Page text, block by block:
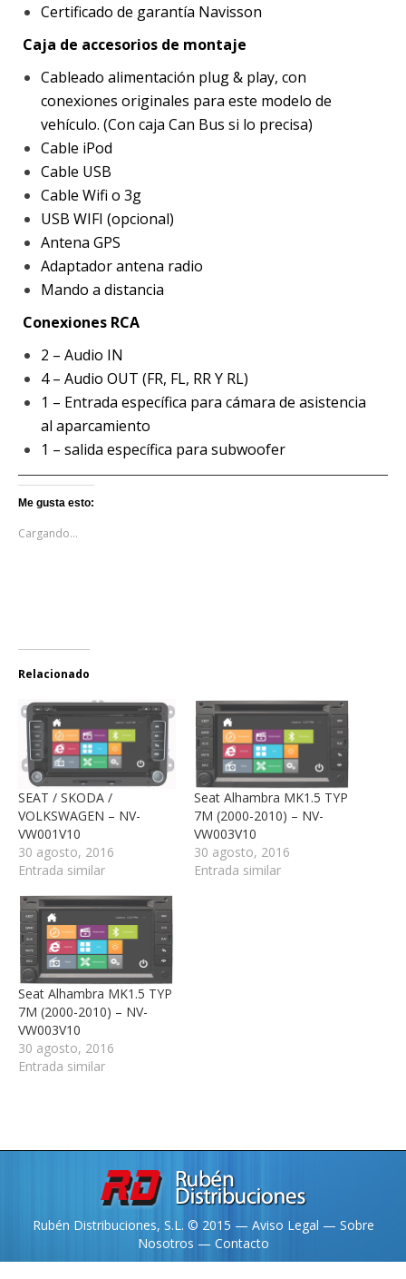
Certificado de garantía Navisson
Caja de accesorios de montaje
Cableado alimentación plug & play, con
conexiones originales para este modelo de
vehículo. (Con caja Can Bus si lo precisa)
Cable iPod
Cable USB
Cable Wifi o 3g
USB WIFI (opcional)
Antena GPS
Adaptador antena radio
Mando a distancia
Conexiones RCA
2 – Audio IN
4 – Audio OUT (FR, FL, RR Y RL)
1 – Entrada específica para cámara de asistencia
al aparcamiento
1 – salida específica para subwoofer
Me gusta esto:
Cargando...
Relacionado
SEAT / SKODA /
VOLKSWAGEN – NV-
VW001V10
30 agosto, 2016
Entrada similar
Seat Alhambra MK1.5 TYP
7M (2000-2010) – NV-
VW003V10
30 agosto, 2016
Entrada similar
Seat Alhambra MK1.5 TYP
7M (2000-2010) – NV-
VW003V10
30 agosto, 2016
Entrada similar
Rubén Distribuciones, S.L. © 2015 — Aviso Legal — Sobre
Nosotros — Contacto